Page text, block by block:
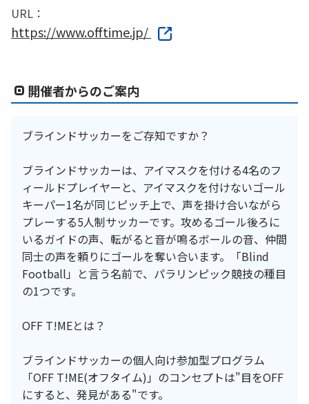
URL：
https://www.offtime.jp/
開催者からのご案内
ブラインドサッカーをご存知ですか？
ブラインドサッカーは、アイマスクを付ける4名のフ
ィールドプレイヤーと、アイマスクを付けないゴール
キーパー1名が同じピッチ上で、声を掛け合いながら
プレーする5人制サッカーです。攻めるゴール後ろに
いるガイドの声、転がると音が鳴るボールの音、仲間
同士の声を頼りにゴールを奪い合います。「Blind
Football」と言う名前で、パラリンピック競技の種目
の1つです。
OFF T!MEとは？
ブラインドサッカーの個人向け参加型プログラム
「OFF T!ME(オフタイム)」のコンセプトは"目をOFF
にすると、発見がある"です。